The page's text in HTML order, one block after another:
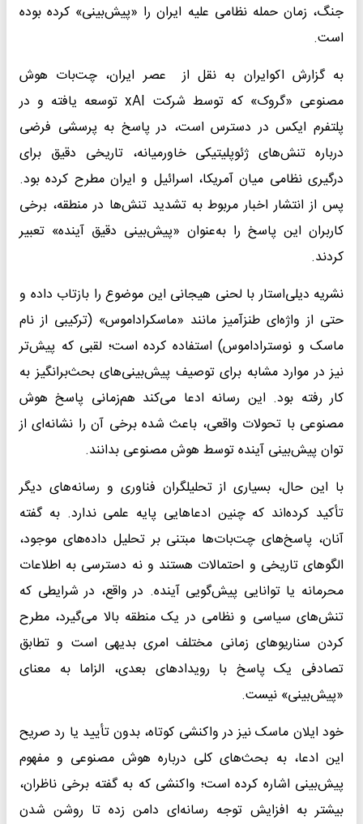
جنگ، زمان حمله‌ نظامی علیه ایران را «پیش‌بینی» کرده بوده
است.
به گزارش اکوایران به نقل از عصر ایران، چت‌بات هوش
مصنوعی «گروک» که توسط شرکت xAI توسعه یافته و در
پلتفرم ایکس در دسترس است، در پاسخ به پرسشی فرضی
درباره تنش‌های ژئوپلیتیکی خاورمیانه، تاریخی دقیق برای
درگیری نظامی میان آمریکا، اسرائیل و ایران مطرح کرده بود.
پس از انتشار اخبار مربوط به تشدید تنش‌ها در منطقه، برخی
کاربران این پاسخ را به‌عنوان «پیش‌بینی دقیق آینده» تعبیر
کردند.
نشریه دیلی‌استار با لحنی هیجانی این موضوع را بازتاب داده و
حتی از واژه‌ای طنزآمیز مانند «ماسکراداموس» (ترکیبی از نام
ماسک و نوستراداموس) استفاده کرده است؛ لقبی که پیش‌تر
نیز در موارد مشابه برای توصیف پیش‌بینی‌های بحث‌برانگیز به
کار رفته بود. این رسانه ادعا می‌کند هم‌زمانی پاسخ هوش
مصنوعی با تحولات واقعی، باعث شده برخی آن را نشانه‌ای از
توان پیش‌بینی آینده توسط هوش مصنوعی بدانند.
با این حال، بسیاری از تحلیلگران فناوری و رسانه‌های دیگر
تأکید کرده‌اند که چنین ادعاهایی پایه علمی ندارد. به گفته
آنان، پاسخ‌های چت‌بات‌ها مبتنی بر تحلیل داده‌های موجود،
الگوهای تاریخی و احتمالات هستند و نه دسترسی به اطلاعات
محرمانه یا توانایی پیش‌گویی آینده. در واقع، در شرایطی که
تنش‌های سیاسی و نظامی در یک منطقه بالا می‌گیرد، مطرح
کردن سناریوهای زمانی مختلف امری بدیهی است و تطابق
تصادفی یک پاسخ با رویدادهای بعدی، الزاما به معنای
«پیش‌بینی» نیست.
خود ایلان ماسک نیز در واکنشی کوتاه، بدون تأیید یا رد صریح
این ادعا، به بحث‌های کلی درباره هوش مصنوعی و مفهوم
پیش‌بینی اشاره کرده است؛ واکنشی که به گفته برخی ناظران،
بیشتر به افزایش توجه رسانه‌ای دامن زده تا روشن شدن